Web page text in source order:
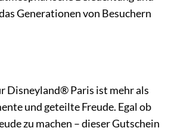
Generationen von Besuchern
Disneyland® Paris ist mehr als
und geteilte Freude. Egal ob
zu machen – dieser Gutschein